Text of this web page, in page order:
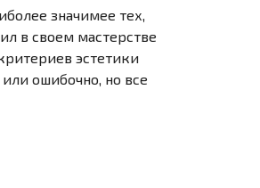
значимее тех,
в своем мастерстве
эстетики
ошибочно, но все